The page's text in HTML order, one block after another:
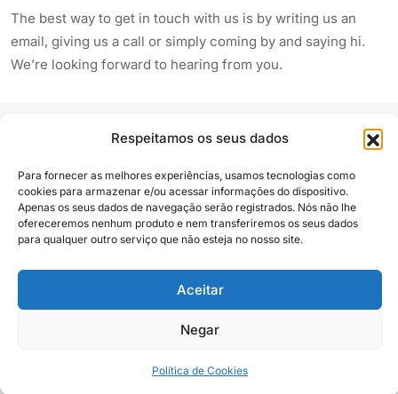
Respeitamos os seus dados
Para fornecer as melhores experiências, usamos tecnologias como
cookies para armazenar e/ou acessar informações do dispositivo.
Apenas os seus dados de navegação serão registrados. Nós não lhe
ofereceremos nenhum produto e nem transferiremos os seus dados
para qualquer outro serviço que não esteja no nosso site.
Aceitar
Negar
Política de Cookies
The best way to get in touch with us is by writing us an
email, giving us a call or simply coming by and saying hi.
We’re looking forward to hearing from you.
Siga e compartilhe
Almanaque Urupês @2025. Todos os direitos reservados